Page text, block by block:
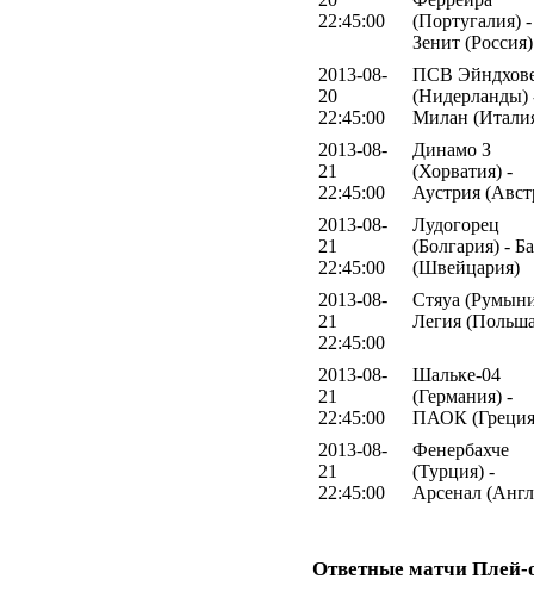
22:45:00
(Португалия) -
Зенит (Россия)
2013-08-
20
22:45:00
ПСВ
(Нидерланды)
Милан
2013-08-
21
22:45:00
Динамо З
(Хорватия) -
Аустрия
2013-08-
21
22:45:00
Лудогорец
(Болгария) -
(Швейцария)
2013-08-
21
22:45:00
Стяуа
Легия
2013-08-
21
22:45:00
Шальке-04
(Германия) -
ПАОК
2013-08-
21
22:45:00
Фенербахче
(Турция) -
Арсенал
Ответные матчи